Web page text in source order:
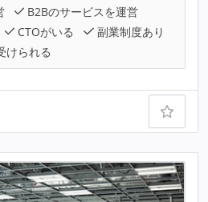
B2Bのサービスを運営
CTOがいる
副業制度あり
けられる